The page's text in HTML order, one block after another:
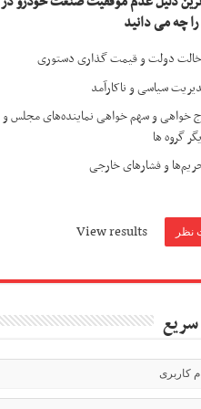
را چه می دانید
دولت و قیمت گذاری دستوری
سیاسی و ناکارآمد
خواهی و سهم خواهی نماینده‌های مجلس و
گروه ها
و فشارهای خارجی
View results